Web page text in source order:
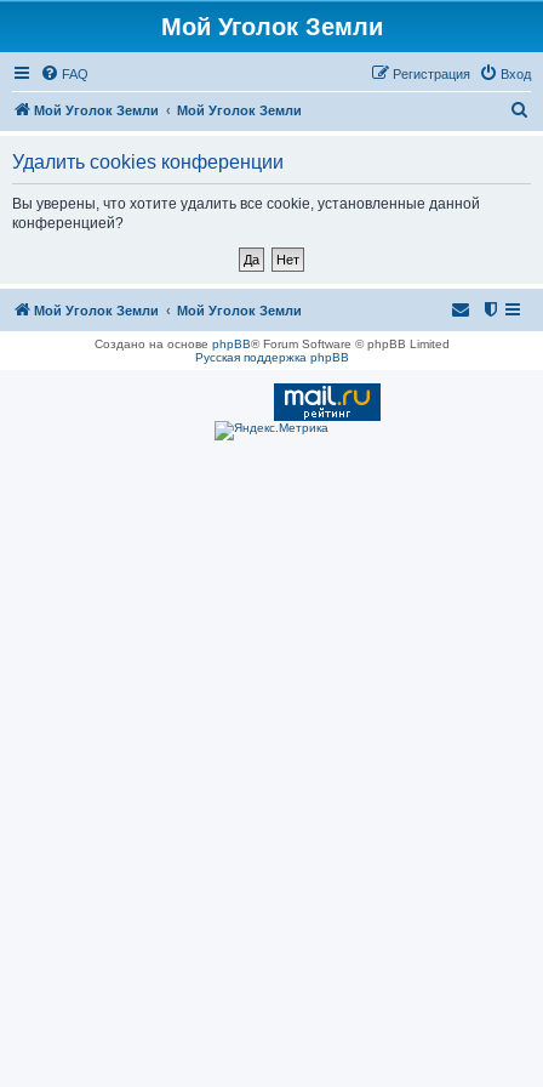
Мой Уголок Земли
FAQ Вход
Регистрация
Мой Уголок Земли Мой Уголок Земли
Удалить cookies конференции
Вы уверены, что хотите удалить все cookie, установленные данной
конференцией?
Мой Уголок Земли Мой Уголок Земли
Создано на основе phpBB® Forum Software © phpBB Limited
Русская поддержка phpBB